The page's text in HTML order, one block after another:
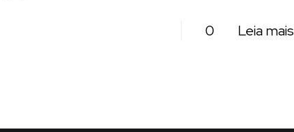
0 Leia mais